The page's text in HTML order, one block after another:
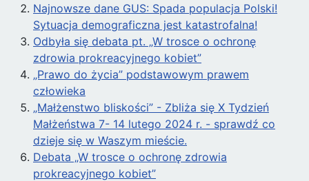
Najnowsze dane GUS: Spada populacja Polski!
Sytuacja demograficzna jest katastrofalna!
Odbyła się debata pt. „W trosce o ochronę
zdrowia prokreacyjnego kobiet”
„Prawo do życia” podstawowym prawem
człowieka
„Małżenstwo bliskości” - Zbliża się X Tydzień
Małżeństwa 7- 14 lutego 2024 r. - sprawdź co
dzieje się w Waszym mieście.
Debata „W trosce o ochronę zdrowia
prokreacyjnego kobiet”